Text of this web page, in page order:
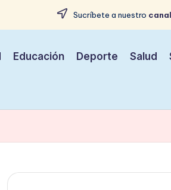
Sucríbete a nuestro
Educación Deporte Salud